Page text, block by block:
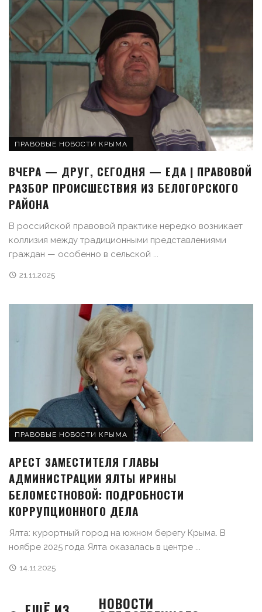
ПРАВОВЫЕ НОВОСТИ КРЫМА
ВЧЕРА — ДРУГ, СЕГОДНЯ — ЕДА | ПРАВОВОЙ
РАЗБОР ПРОИСШЕСТВИЯ ИЗ БЕЛОГОРСКОГО
РАЙОНА
В российской правовой практике нередко возникает
коллизия между традиционными представлениями
граждан — особенно в сельской ...
21.11.2025
ПРАВОВЫЕ НОВОСТИ КРЫМА
АРЕСТ ЗАМЕСТИТЕЛЯ ГЛАВЫ
АДМИНИСТРАЦИИ ЯЛТЫ ИРИНЫ
БЕЛОМЕСТНОВОЙ: ПОДРОБНОСТИ
КОРРУПЦИОННОГО ДЕЛА
Ялта: курортный город на южном берегу Крыма. В
ноябре 2025 года Ялта оказалась в центре ...
14.11.2025
НОВОСТИ